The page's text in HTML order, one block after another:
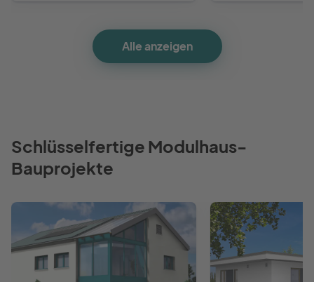
Alle anzeigen
Schlüsselfertige Modulhaus-
Bauprojekte